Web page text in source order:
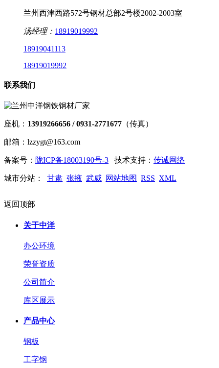
兰州西津西路572号钢材总部2号楼2002-2003室
汤经理： 18919019992
18919041113
18919019992
联系我们
座机： 13919266656 / 0931-2771677 （传真）
邮箱：lzzygt@163.com
备案号： 陇ICP备18003190号-3 技术支持： 传诚网络
城市分站： 甘肃 张掖 武威 网站地图 RSS XML
返回顶部
关于中洋
办公环境
荣誉资质
公司简介
库区展示
产品中心
钢板
工字钢